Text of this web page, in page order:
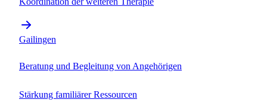
Gailingen
Beratung und Begleitung von Angehörigen
Stärkung familiärer Ressourcen